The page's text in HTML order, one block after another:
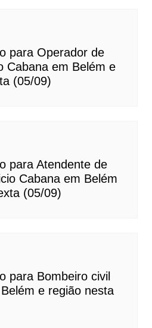
para Operador de
Cabana em Belém e
(05/09)
para Atendente de
Cabana em Belém
(05/09)
para Bombeiro civil
e região nesta